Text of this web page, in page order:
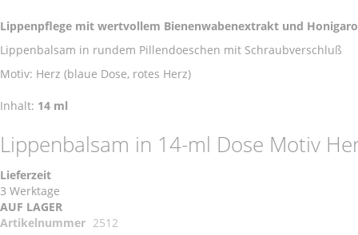
Lippenpflege mit wertvollem Bienenwabenextrakt und
Lippenbalsam in rundem Pillendoeschen mit Schraubverschluß
Motiv: Herz (blaue Dose, rotes Herz)
Inhalt: 14 ml
Lippenbalsam in 14-ml Dose Motiv
Lieferzeit
3 Werktage
AUF LAGER
Artikelnummer 2512